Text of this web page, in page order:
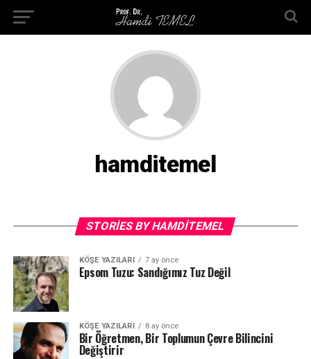
hamditemel
STORIES BY HAMDITEMEL
KÖŞE YAZILARI 7 ay önce
Epsom Tuzu: Sandığımız Tuz Değil
KÖŞE YAZILARI 8 ay önce
Bir Öğretmen, Bir Toplumun Çevre Bilincini
Değiştirir